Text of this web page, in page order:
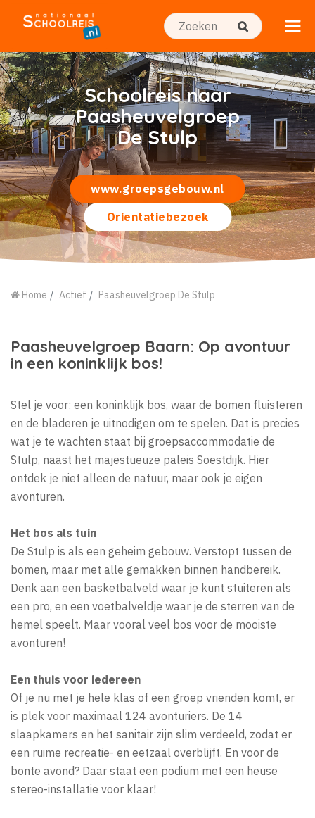
Schoolreis naar
Paasheuvelgroep
De Stulp
www.groepsgebouw.nl
Orientatiebezoek
Home Actief Paasheuvelgroep De Stulp
Paasheuvelgroep Baarn: Op avontuur
in een koninklijk bos!
Stel je voor: een koninklijk bos, waar de bomen fluisteren
en de bladeren je uitnodigen om te spelen. Dat is precies
wat je te wachten staat bij groepsaccommodatie de
Stulp, naast het majestueuze paleis Soestdijk. Hier
ontdek je niet alleen de natuur, maar ook je eigen
avonturen.
Het bos als tuin
De Stulp is als een geheim gebouw. Verstopt tussen de
bomen, maar met alle gemakken binnen handbereik.
Denk aan een basketbalveld waar je kunt stuiteren als
een pro, en een voetbalveldje waar je de sterren van de
hemel speelt. Maar vooral veel bos voor de mooiste
avonturen!
Een thuis voor iedereen
Of je nu met je hele klas of een groep vrienden komt, er
is plek voor maximaal 124 avonturiers. De 14
slaapkamers en het sanitair zijn slim verdeeld, zodat er
een ruime recreatie- en eetzaal overblijft. En voor de
bonte avond? Daar staat een podium met een heuse
stereo-installatie voor klaar!